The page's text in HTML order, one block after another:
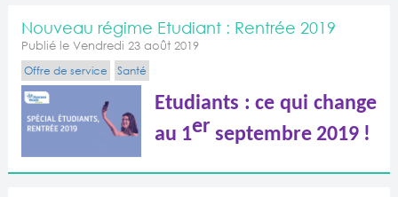
Nouveau régime Etudiant : Rentrée 2019
Publié le Vendredi 23 août 2019
Offre de service
Santé
Etudiants : ce qui change
au 1er septembre 2019 !